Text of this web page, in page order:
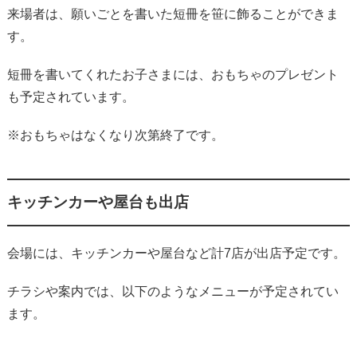
来場者は、願いごとを書いた短冊を笹に飾ることができま
す。
短冊を書いてくれたお子さまには、おもちゃのプレゼント
も予定されています。
※おもちゃはなくなり次第終了です。
キッチンカーや屋台も出店
会場には、キッチンカーや屋台など計7店が出店予定です。
チラシや案内では、以下のようなメニューが予定されてい
ます。